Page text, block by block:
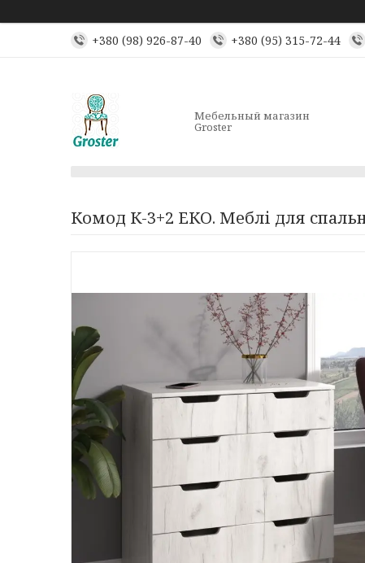
+380 (98) 926-87-40 +380 (95) 315-72-44
Мебельный магазин
Groster
Комод К-3+2 ЕКО. Меблі для